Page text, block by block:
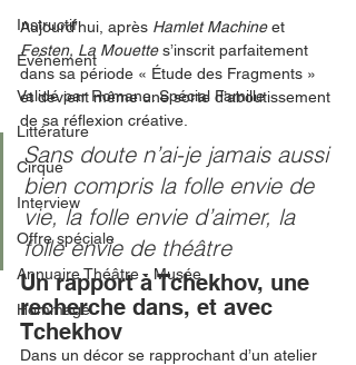
Instructif
Événement
Validé par Romane. Spécial Famille
Littérature
Cirque
Interview
Offre spéciale
Annuaire Théâtre - Musée
Hommage
Aujourd’hui, après Hamlet Machine et
Festen, La Mouette s’inscrit parfaitement
dans sa période « Étude des Fragments »
et devient même une sorte d’aboutissement
de sa réflexion créative.
Sans doute n’ai-je jamais aussi
bien compris la folle envie de
vie, la folle envie d’aimer, la
folle envie de théâtre
Un rapport à Tchekhov, une
recherche dans, et avec
Tchekhov
Dans un décor se rapprochant d’un atelier